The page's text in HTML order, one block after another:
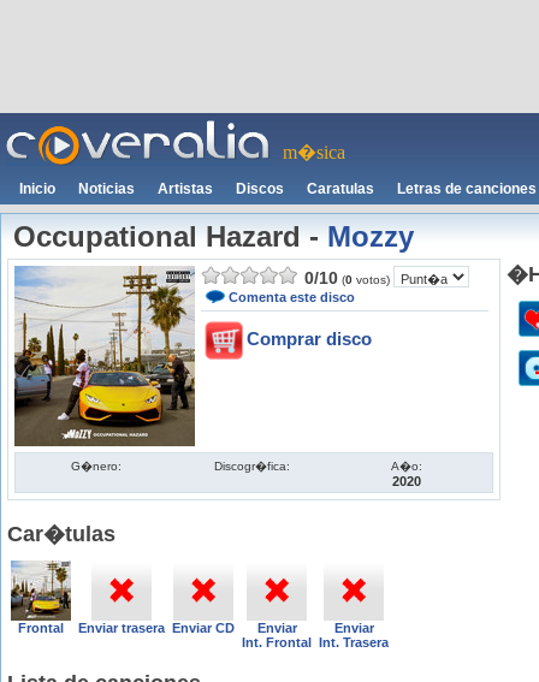
m�sica
Inicio Noticias Artistas Discos Caratulas Letras de canciones
Occupational Hazard-Mozzy
0/10 (0 votos)
Comenta este disco
Comprar disco
G�nero: Discogr�fica: A�o:
2020
Car�tulas
Frontal Enviar trasera Enviar CD
Enviar
Int. Frontal
Enviar
Int. Trasera